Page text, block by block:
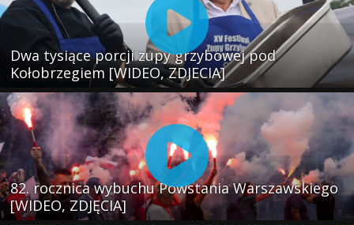
Dwa tysiące porcji zupy grzybowej pod
Kołobrzegiem [WIDEO, ZDJECIA]
82. rocznica wybuchu Powstania Warszawskiego
[WIDEO, ZDJĘCIA]